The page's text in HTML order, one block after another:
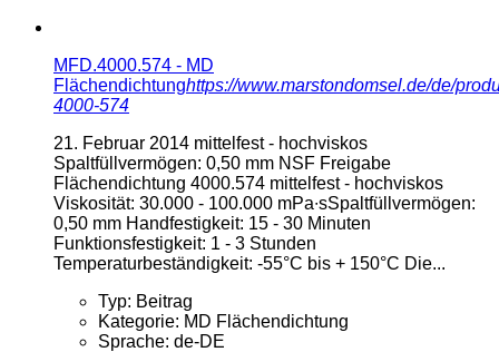
MFD.4000.574 - MD
Flächendichtunghttps://www.marstondomsel.de/de/
4000-574
21. Februar 2014 mittelfest - hochviskos
Spaltfüllvermögen: 0,50 mm NSF Freigabe
Flächendichtung 4000.574 mittelfest - hochviskos
Viskosität: 30.000 - 100.000 mPa∙sSpaltfüllvermögen:
0,50 mm Handfestigkeit: 15 - 30 Minuten
Funktionsfestigkeit: 1 - 3 Stunden
Temperaturbeständigkeit: -55°C bis + 150°C Die...
Typ: Beitrag
Kategorie: MD Flächendichtung
Sprache: de-DE